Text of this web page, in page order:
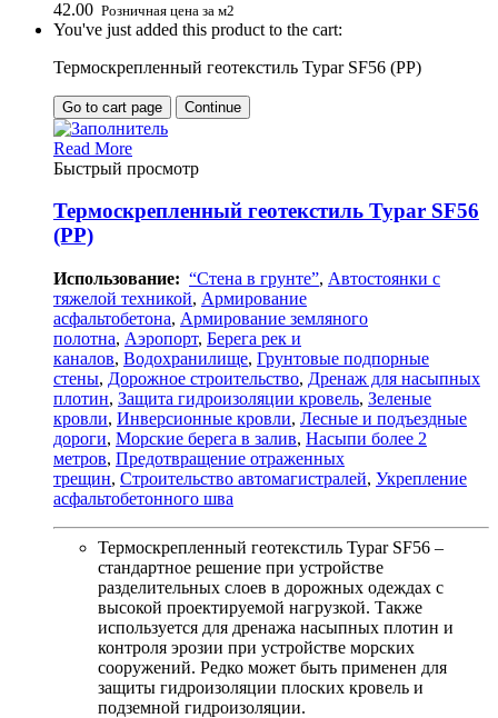
42.00 Розничная цена за м2
You've just added this product to the cart:
Термоскрепленный геотекстиль Typar SF56 (PP)
Go to cart page Continue
Read More
Быстрый просмотр
Термоскрепленный геотекстиль Typar SF56
(PP)
Использование: “Стена в грунте”, Автостоянки с
тяжелой техникой, Армирование
асфальтобетона, Армирование земляного
полотна, Аэропорт, Берега рек и
каналов, Водохранилище, Грунтовые подпорные
стены, Дорожное строительство, Дренаж для насыпных
плотин, Защита гидроизоляции кровель, Зеленые
кровли, Инверсионные кровли, Лесные и подъездные
дороги, Морские берега в залив, Насыпи более 2
метров, Предотвращение отраженных
трещин, Строительство автомагистралей, Укрепление
асфальтобетонного шва
Термоскрепленный геотекстиль Typar SF56 –
стандартное решение при устройстве
разделительных слоев в дорожных одеждах с
высокой проектируемой нагрузкой. Также
используется для дренажа насыпных плотин и
контроля эрозии при устройстве морских
сооружений. Редко может быть применен для
защиты гидроизоляции плоских кровель и
подземной гидроизоляции.